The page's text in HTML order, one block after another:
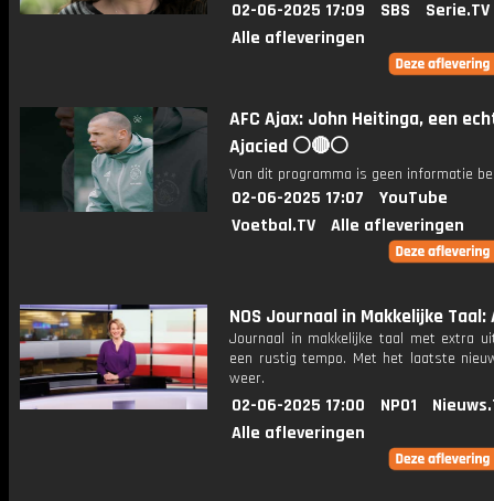
02-06-2025 17:09 SBS
Serie.TV
Alle afleveringen
AFC Ajax: John Heitinga, een
Ajacied ⚪️🔴⚪️
Van dit programma is geen informatie
02-06-2025 17:07
YouTube
Voetbal.TV
Alle afleveringen
NOS Journaal in Makkelijke Taal:
Journaal in makkelijke taal met extra
een rustig tempo. Met het laatste
weer.
02-06-2025 17:00 NPO1
Alle afleveringen